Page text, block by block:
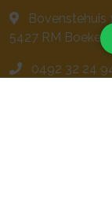
Bovenstehuis
5427 RM Boekel
0492 32 24